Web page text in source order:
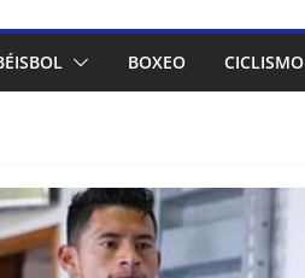
BOXEO CICLISMO